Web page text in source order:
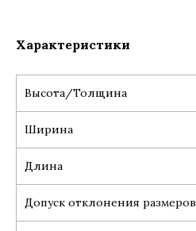
Характеристики
Высота/Толщина
Ширина
Длина
Допуск отклонения размеров